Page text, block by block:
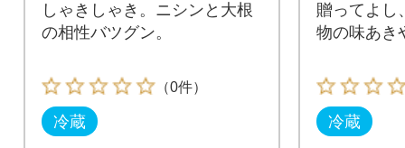
しゃきしゃき。ニシンと大根
の相性バツグン。
（0件）
冷蔵
贈ってよし
物の味あき
冷蔵